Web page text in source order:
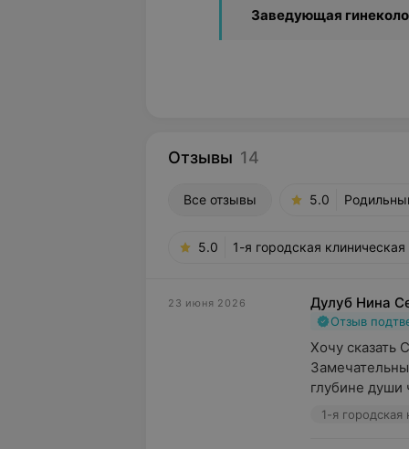
Заведующая
Отзывы 14
Все отзывы 5.0
5.0 1-я городская
23 июня 2026 Дулуб Нина
Отзыв
Хочу сказать
глубине души